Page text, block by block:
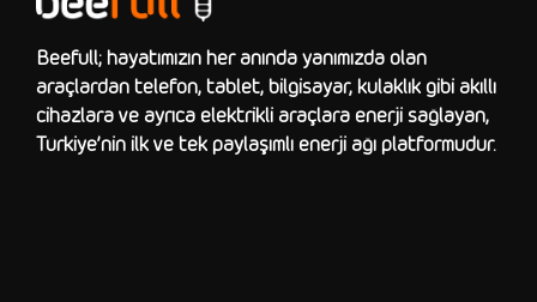
Beefull; hayatımızın her anında yanımızda olan
araçlardan telefon, tablet, bilgisayar, kulaklık gibi akıllı
cihazlara ve ayrıca elektrikli araçlara enerji sağlayan,
Türkiye’nin ilk ve tek paylaşımlı enerji ağı platformudur.